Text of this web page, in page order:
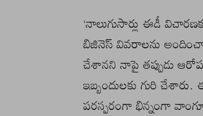
‘నాలుగుసార్లు ఈడీ
బిజినెస్ వివరాలను
చేశానని నాపై తప్పుడు
ఇబ్బందులకు గురి
పరస్పరంగా భిన్నంగా